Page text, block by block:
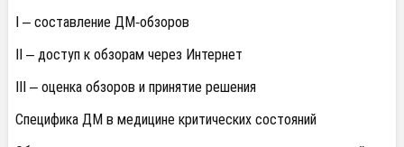
I – составление ДМ-обзоров
II – доступ к обзорам через Интернет
III – оценка обзоров и принятие решения
Специфика ДМ в медицине критических состояний